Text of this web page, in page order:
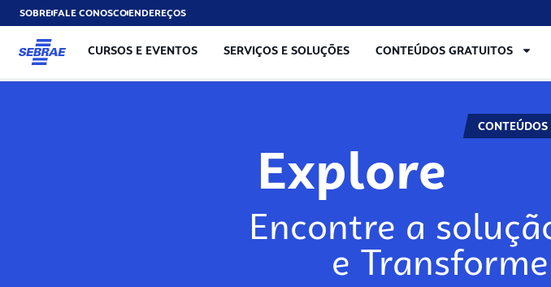
SOBREFALE CONOSCOENDEREÇOS
CURSOS E EVENTOS SERVIÇOS E SOLUÇÕES CONTEÚDOS GRATUITOS
Explore
Encontre a
e